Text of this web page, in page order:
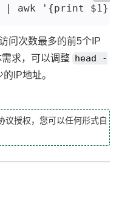
| awk '{print
问次数最多的前5个IP
求，可以调整 head -
IP地址。
议授权，您可以任何形式自